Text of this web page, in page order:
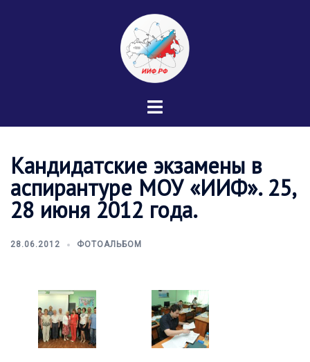
Переключатель
Кандидатские экзамены в
аспирантуре МОУ «ИИФ». 25,
28 июня 2012 года.
28.06.2012 ФОТОАЛЬБОМ